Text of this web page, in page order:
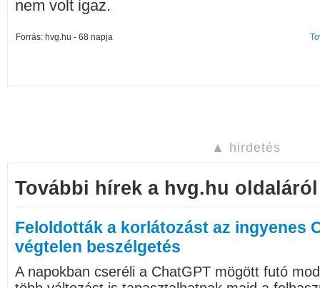
nem volt igaz.
Forrás: hvg.hu - 68 napja
▲ hirdetés
További hírek a hvg.hu oldaláról
Feloldották a korlátozást az ingyenes
végtelen beszélgetés
A napokban cseréli a ChatGPT mögött futó